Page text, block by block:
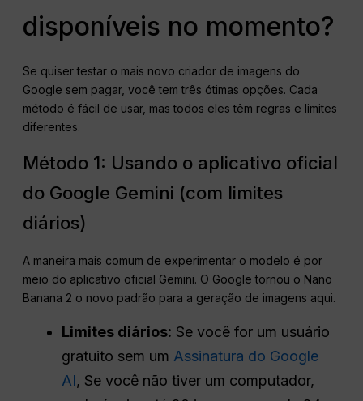
disponíveis no momento?
Se quiser testar o mais novo criador de imagens do
Google sem pagar, você tem três ótimas opções. Cada
método é fácil de usar, mas todos eles têm regras e limites
diferentes.
Método 1: Usando o aplicativo oficial
do Google Gemini (com limites
diários)
A maneira mais comum de experimentar o modelo é por
meio do aplicativo oficial Gemini. O Google tornou o Nano
Banana 2 o novo padrão para a geração de imagens aqui.
Limites diários: Se você for um usuário
gratuito sem um Assinatura do Google
AI, Se você não tiver um computador,